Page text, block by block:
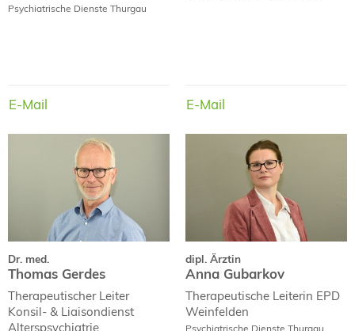
Psychiatrische Dienste Thurgau
E-Mail E-Mail
Dr. med.
Thomas Gerdes
Therapeutischer Leiter
Konsil- & Liaisondienst
Alterspsychiatrie
Thomas Gerdes
dipl. Ärztin
Anna Gubarkov
Therapeutische Leiterin EPD
Weinfelden
Psychiatrische Dienste Thurgau
Anna Gubarkov